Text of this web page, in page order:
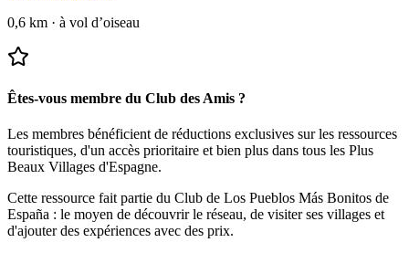
0,6 km · à vol d’oiseau
Êtes-vous membre du Club des Amis ?
Les membres bénéficient de réductions exclusives sur les ressources
touristiques, d'un accès prioritaire et bien plus dans tous les Plus
Beaux Villages d'Espagne.
Cette ressource fait partie du Club de Los Pueblos Más Bonitos de
España : le moyen de découvrir le réseau, de visiter ses villages et
d'ajouter des expériences avec des prix.